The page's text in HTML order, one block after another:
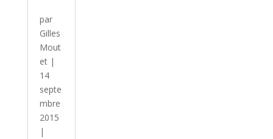
par
Gilles
Mout
et|
14
septe
mbre
2015
|